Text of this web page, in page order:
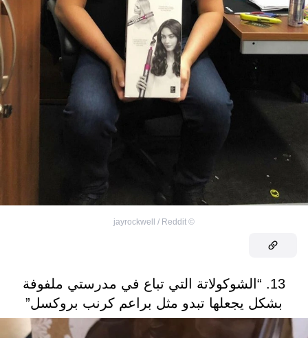
©
jayrockwell / Reddit
13. “الشوكولاتة التي تباع في مدرستي ملفوفة
بشكل يجعلها تبدو مثل براعم كرنب بروكسل”